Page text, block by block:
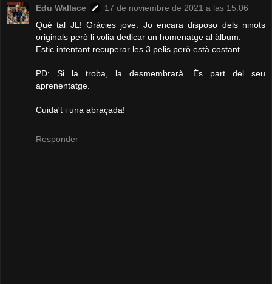
Edu Wallace
17 de noviembre de 2021 a las 15:06
Qué tal JL! Gràcies jove. Jo encara disposo dels ninots
originals però li volia dedicar un homenatge al àlbum.
Estic intentant recuperar les 3 pelis però està costant.
PD: Si la troba, la desmembrarà. És part del seu
aprenentatge.
Cuida't i una abraçada!
Responder